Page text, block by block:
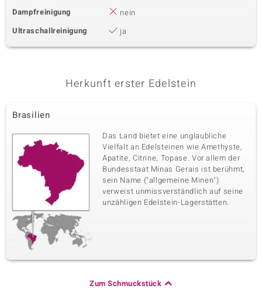
Dampfreinigung
nein
Ultraschallreinigung
ja
Herkunft erster Edelstein
Brasilien
Das Land bietet eine unglaubliche
Vielfalt an Edelsteinen wie Amethyste,
Apatite, Citrine, Topase. Vor allem der
Bundesstaat Minas Gerais ist berühmt,
sein Name ("allgemeine Minen")
verweist unmissverständlich auf seine
unzähligen Edelstein-Lagerstätten.
Zum Schmuckstück